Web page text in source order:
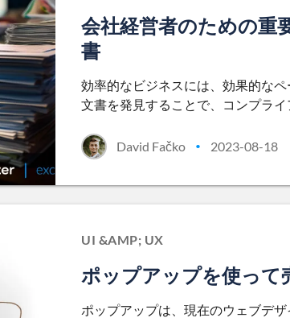
会社経営者のための重
書
効率的なビジネスには、効果的な
文書を発見することで、コンプラ
David Fačko • 2023-08-18
UI &AMP; UX
ポップアップを使って
ポップアップは、現在のウェブデ